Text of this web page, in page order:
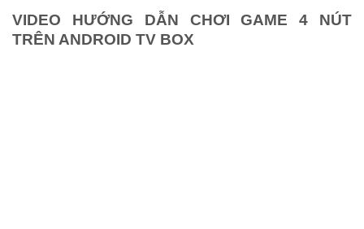
VIDEO HƯỚNG DẪN CHƠI GAME 4 NÚT
TRÊN ANDROID TV BOX